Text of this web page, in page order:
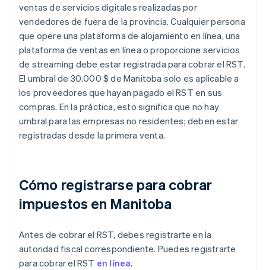
ventas de servicios digitales realizadas por
vendedores de fuera de la provincia. Cualquier persona
que opere una plataforma de alojamiento en línea, una
plataforma de ventas en línea o proporcione servicios
de streaming debe estar registrada para cobrar el RST.
El umbral de 30.000 $ de Manitoba solo es aplicable a
los proveedores que hayan pagado el RST en sus
compras. En la práctica, esto significa que no hay
umbral para las empresas no residentes; deben estar
registradas desde la primera venta.
Cómo registrarse para cobrar
impuestos en Manitoba
Antes de cobrar el RST, debes registrarte en la
autoridad fiscal correspondiente. Puedes registrarte
para cobrar el RST en línea.